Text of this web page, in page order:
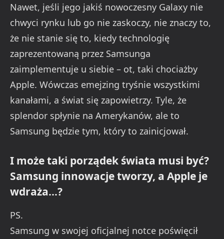
Nawet, jeśli jego jakiś nowoczesny Galaxy nie
chwyci rynku lub go nie zaskoczy, nie znaczy to,
że nie stanie się to, kiedy technologię
zaprezentowaną przez Samsunga
zaimplementuje u siebie – ot, taki chociażby
Apple. Wówczas emejzing tryśnie wszystkimi
kanałami, a świat się zapowietrzy. Tyle, że
splendor spłynie na Amerykanów, ale to
Samsung będzie tym, który to zainicjował.
I może taki porządek świata musi być?
Samsung innowacje tworzy, a Apple je
wdraża…?
PS.
Samsung w swojej oficjalnej notce poświęcił